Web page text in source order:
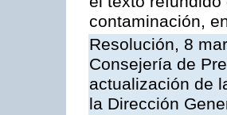
contaminación,
Resolución, 8
Consejería de
actualización de
la Dirección